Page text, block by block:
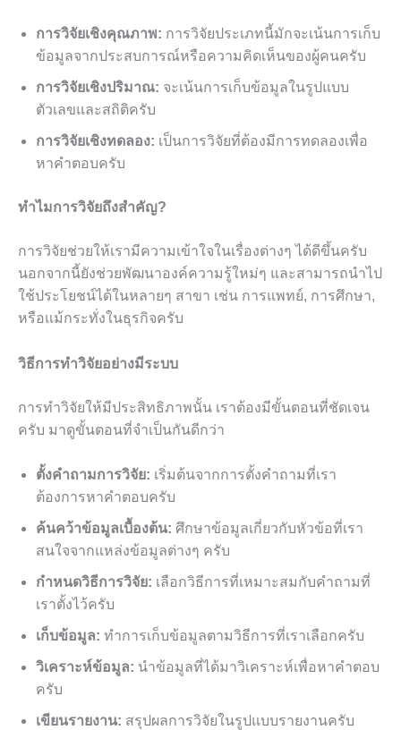
การวิจัยเชิงคุณภาพ: การวิจัยประเภทนี้มักจะเน้นการเก็บ
ข้อมูลจากประสบการณ์หรือความคิดเห็นของผู้คนครับ
การวิจัยเชิงปริมาณ: จะเน้นการเก็บข้อมูลในรูปแบบ
ตัวเลขและสถิติครับ
การวิจัยเชิงทดลอง: เป็นการวิจัยที่ต้องมีการทดลองเพื่อ
หาคำตอบครับ
ทำไมการวิจัยถึงสำคัญ?
การวิจัยช่วยให้เรามีความเข้าใจในเรื่องต่างๆ ได้ดีขึ้นครับ
นอกจากนี้ยังช่วยพัฒนาองค์ความรู้ใหม่ๆ และสามารถนำไป
ใช้ประโยชน์ได้ในหลายๆ สาขา เช่น การแพทย์, การศึกษา,
หรือแม้กระทั่งในธุรกิจครับ
วิธีการทำวิจัยอย่างมีระบบ
การทำวิจัยให้มีประสิทธิภาพนั้น เราต้องมีขั้นตอนที่ชัดเจน
ครับ มาดูขั้นตอนที่จำเป็นกันดีกว่า
ตั้งคำถามการวิจัย: เริ่มต้นจากการตั้งคำถามที่เรา
ต้องการหาคำตอบครับ
ค้นคว้าข้อมูลเบื้องต้น: ศึกษาข้อมูลเกี่ยวกับหัวข้อที่เรา
สนใจจากแหล่งข้อมูลต่างๆ ครับ
กำหนดวิธีการวิจัย: เลือกวิธีการที่เหมาะสมกับคำถามที่
เราตั้งไว้ครับ
เก็บข้อมูล: ทำการเก็บข้อมูลตามวิธีการที่เราเลือกครับ
วิเคราะห์ข้อมูล: นำข้อมูลที่ได้มาวิเคราะห์เพื่อหาคำตอบ
ครับ
เขียนรายงาน: สรุปผลการวิจัยในรูปแบบรายงานครับ